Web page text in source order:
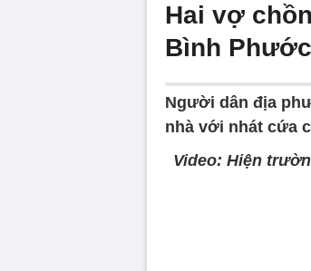
Hai vợ
Bình Phước
Người dân địa
nhà với nhát cứa
Video: Hiện